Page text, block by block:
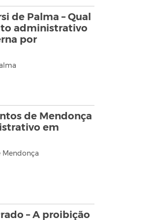
de Palma – Qual
administrativo
por
de Mendonça
em
Mendonça
– A proibição